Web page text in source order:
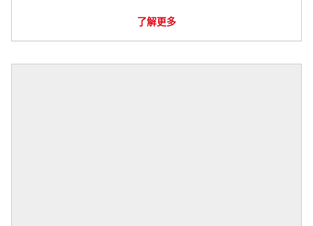
了解更多